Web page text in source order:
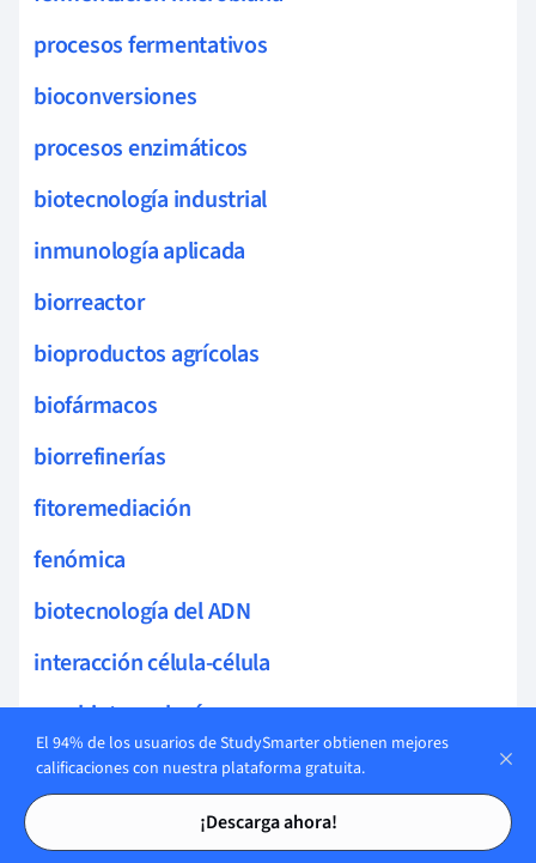
Tarjetas de estudio
Tarjetas de estudio
procesos fermentativos
bioconversiones
procesos enzimáticos
biotecnología industrial
inmunología aplicada
biorreactor
bioproductos agrícolas
biofármacos
biorrefinerías
fitoremediación
fenómica
biotecnología del ADN
interacción célula-célula
agrobiotecnología
biosólidos
bioética en biotecnología
El 94% de los usuarios de StudySmarter obtienen mejores
calificaciones con nuestra plataforma gratuita.
¡Descarga ahora!